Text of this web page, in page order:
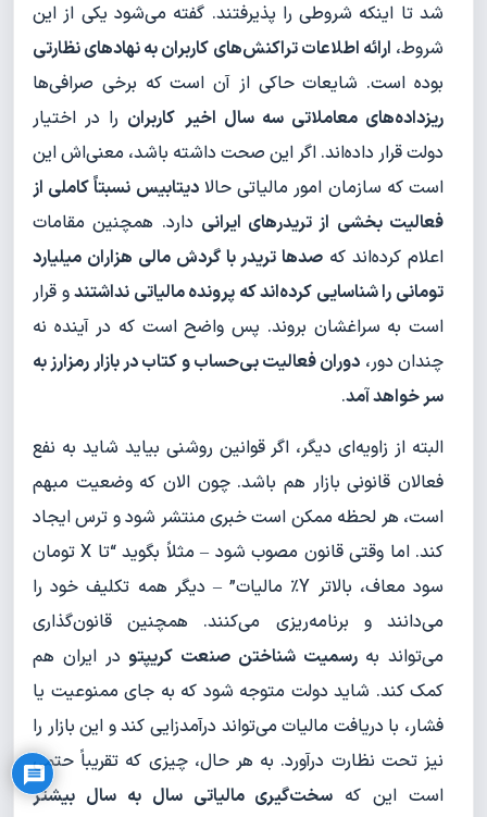
شد تا اینکه شروطی را پذیرفتند. گفته می‌شود یکی از این
شروط، ارائه اطلاعات تراکنش‌های کاربران به نهادهای نظارتی
بوده است. شایعات حاکی از آن است که برخی صرافی‌ها
ریزداده‌های معاملاتی سه سال اخیر کاربران را در اختیار
دولت قرار داده‌اند. اگر این صحت داشته باشد، معنی‌اش این
است که سازمان امور مالیاتی حالادیتابیس نسبتاً کاملی از
فعالیت بخشی از تریدرهای ایرانی دارد. همچنین مقامات
اعلام کرده‌اند که صدها تریدر با گردش مالی هزاران میلیارد
تومانی را شناسایی کرده‌اند که پرونده مالیاتی نداشتندو قرار
است به سراغشان بروند. پس واضح است که در آینده نه
چندان دور، دوران فعالیت بی‌حساب و کتاب در بازار رمزارز به
سر خواهد آمد.
البته از زاویه‌ای دیگر، اگر قوانین روشنی بیاید شاید به نفع
فعالان قانونی بازار هم باشد. چون الان که وضعیت مبهم
است، هر لحظه ممکن است خبری منتشر شود و ترس ایجاد
کند. اما وقتی قانون مصوب شود – مثلاً بگوید “تا X تومان
سود معاف، بالاتر Y٪ مالیات” – دیگر همه تکلیف خود را
می‌دانند و برنامه‌ریزی می‌کنند. همچنین قانون‌گذاری
می‌تواند بهرسمیت شناختن صنعت کریپتودر ایران هم
کمک کند. شاید دولت متوجه شود که به جای ممنوعیت یا
فشار، با دریافت مالیات می‌تواند درآمدزایی کند و این بازار را
نیز تحت نظارت درآورد. به هر حال، چیزی که تقریباً حتمی
است این که سخت‌گیری مالیاتی سال به سال بیشتر
Privacy Policy